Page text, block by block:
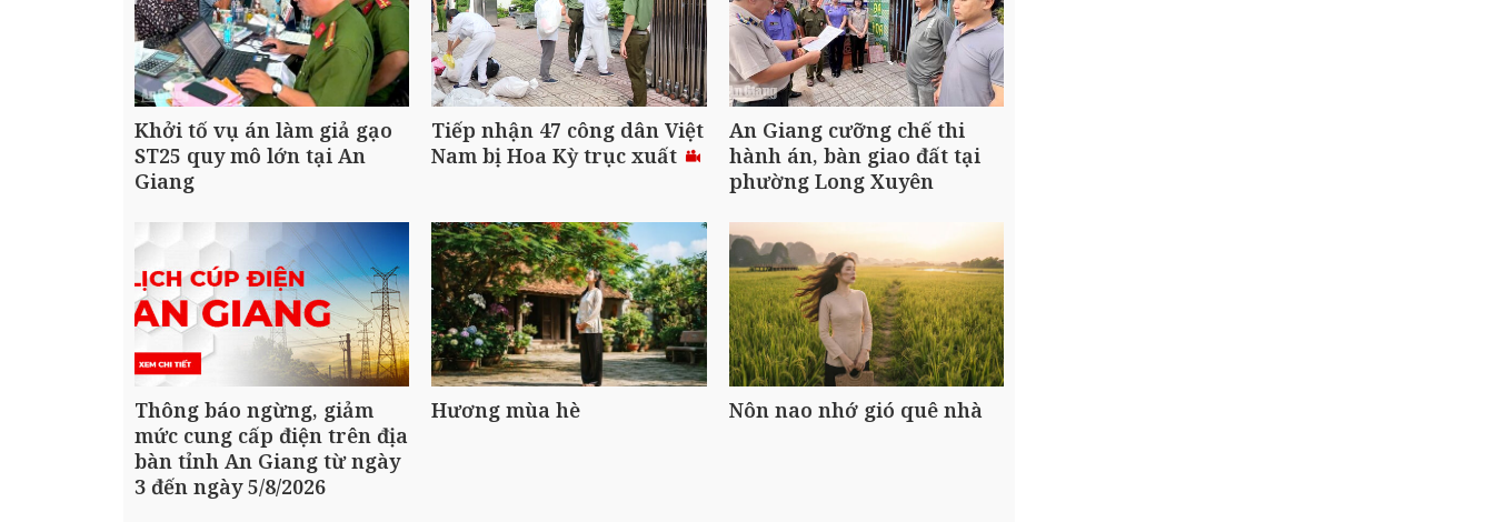
Khởi tố vụ án làm giả gạo
ST25 quy mô lớn tại An
Giang
Tiếp nhận 47 công dân Việt
Nam bị Hoa Kỳ trục xuất
An Giang cưỡng chế thi
hành án, bàn giao đất tại
phường Long Xuyên
Thông báo ngừng, giảm
mức cung cấp điện trên địa
bàn tỉnh An Giang từ ngày
3 đến ngày 5/8/2026
Hương mùa hè Nôn nao nhớ gió quê nhà